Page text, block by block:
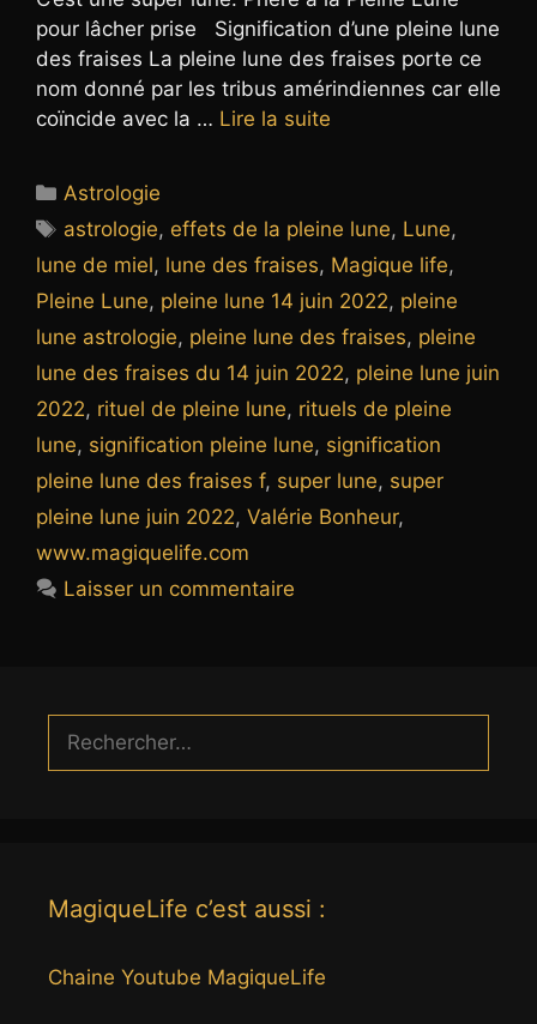
pour lâcher prise Signification d’une pleine lune
des fraises La pleine lune des fraises porte ce
nom donné par les tribus amérindiennes car elle
coïncide avec la … Lire la suite
Catégories
Astrologie
Étiquettes
astrologie, effets de la pleine lune, Lune,
lune de miel, lune des fraises, Magique life,
Pleine Lune, pleine lune 14 juin 2022, pleine
lune astrologie, pleine lune des fraises, pleine
lune des fraises du 14 juin 2022, pleine lune juin
2022, rituel de pleine lune, rituels de pleine
lune, signification pleine lune, signification
pleine lune des fraises f, super lune, super
pleine lune juin 2022, Valérie Bonheur,
www.magiquelife.com
Laisser un commentaire
Rechercher :
MagiqueLife c’est aussi :
Chaine Youtube MagiqueLife